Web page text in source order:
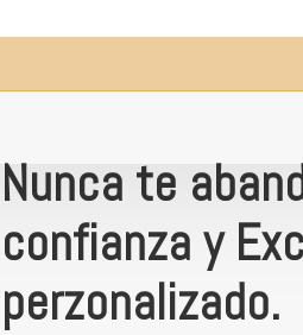
Nunca te
confianza y
perzonalizado.